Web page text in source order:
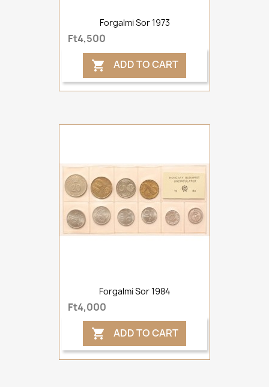
Forgalmi Sor 1973
Ft4,500
 ADD TO CART
Forgalmi Sor 1984
Ft4,000
 ADD TO CART